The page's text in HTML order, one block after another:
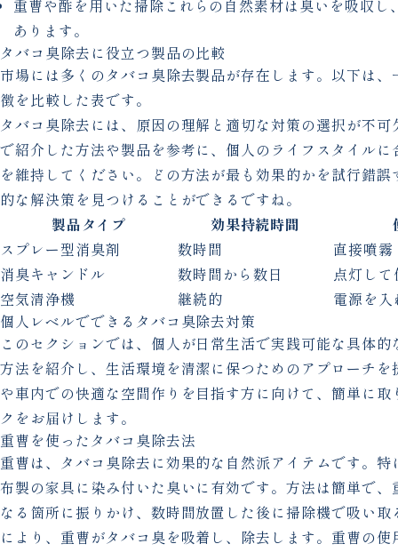
重曹や酢を用いた掃除これらの自然素材は臭いを吸収し
あります。
タバコ臭除去に役立つ製品の比較
市場には多くのタバコ臭除去製品が存在します。以下は
徴を比較した表です。
タバコ臭除去には、原因の理解と適切な対策の選択が不
で紹介した方法や製品を参考に、個人のライフスタイル
を維持してください。どの方法が最も効果的かを試行錯
的な解決策を見つけることができるですね。
製品タイプ
効果持続時間
スプレー型消臭剤
数時間
直接噴霧
消臭キャンドル
数時間から数日
点灯し
空気清浄機
継続的
電源を
個人レベルでできるタバコ臭除去対策
このセクションでは、個人が日常生活で実践可能な具体
方法を紹介し、生活環境を清潔に保つためのアプローチ
や車内での快適な空間作りを目指す方に向けて、簡単に
クをお届けします。
重曹を使ったタバコ臭除去法
重曹は、タバコ臭除去に効果的な自然派アイテムです。
布製の家具に染み付いた臭いに有効です。方法は簡単で
なる箇所に振りかけ、数時間放置した後に掃除機で吸い
により、重曹がタバコ臭を吸着し、除去します。重曹の